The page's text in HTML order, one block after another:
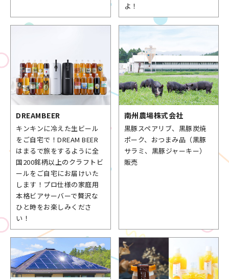
よ！
DREAMBEER
キンキンに冷えた生ビール
をご自宅で！DREAM BEER
はまるで旅をするように全
国200銘柄以上のクラフトビ
ールをご自宅にお届けいた
します！プロ仕様の家庭用
本格ビアサーバーで贅沢な
ひと時をお楽しみくださ
い！
南州農場株式会社
黒豚スペアリブ、黒豚炭焼
ポーク、おつまみ品（黒豚
サラミ、黒豚ジャーキー）
販売